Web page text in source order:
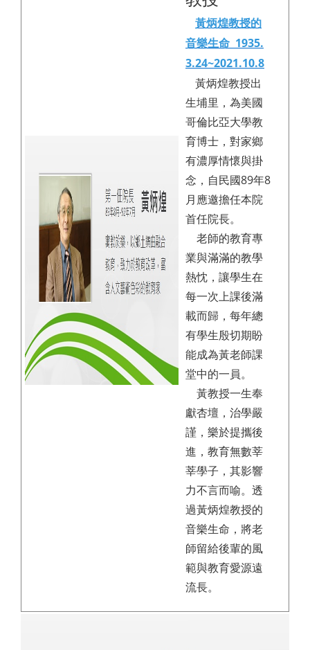
黃炳煌教授的
音樂生命 1935.
3.24~2021.10.8
黃炳煌教授出
生埔里，為美國
哥倫比亞大學教
育博士，對家鄉
有濃厚情懷與掛
念，自民國89年8
月應邀擔任本院
首任院長。
老師的教育專
業與滿滿的教學
熱忱，讓學生在
每一次上課後滿
載而歸，每年總
有學生殷切期盼
能成為黃老師課
堂中的一員。
黃教授一生奉
獻杏壇，治學嚴
謹，樂於提攜後
進，教育無數莘
莘學子，其影響
力不言而喻。透
過黃炳煌教授的
音樂生命，將老
師留給後輩的風
範與教育愛源遠
流長。